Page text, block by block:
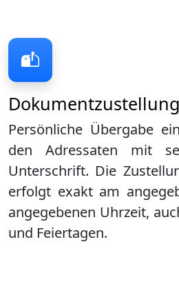
Dokumentzustellung
Persönliche Übergabe
den Adressaten mit
Unterschrift. Die
erfolgt exakt am
angegebenen Uhrzeit,
und Feiertagen.